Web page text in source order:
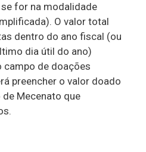
for na modalidade
O valor total
dentro do ano fiscal (ou
dia útil do ano)
campo de doações
preencher o valor doado
de Mecenato que